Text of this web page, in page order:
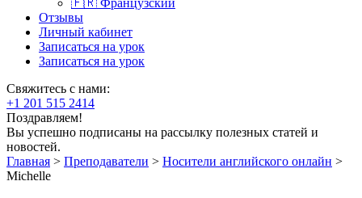
🇫🇷 Французский
Отзывы
Личный кабинет
Записаться на урок
Записаться на урок
Свяжитесь с нами:
+1 201 515 2414
Поздравляем!
Вы успешно подписаны на рассылку полезных статей и
новостей.
Главная > Преподаватели > Носители английского онлайн >
Michelle